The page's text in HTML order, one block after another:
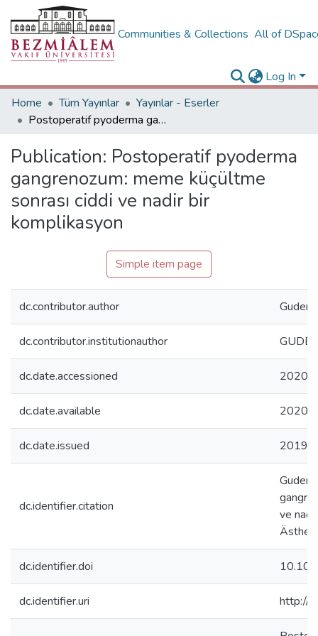
Communities & Collections All of
Log In
Home
Tüm Yayınlar
Yayınlar - Eserler
Postoperatif pyoderma gangrenozum: meme küçültme sonrası ciddi ve nadir bir komplikasyon
Publication: Postoperatif pyoderma
gangrenozum: meme küçültme
sonrası ciddi ve nadir bir
komplikasyon
Simple item page
dc.contributor.author Guder,
dc.contributor.institutionauthor
dc.date.accessioned 2020-
dc.date.available 2020-
dc.date.issued 2019-
dc.identifier.citation
Guder
ve
dc.identifier.doi
dc.identifier.uri http://